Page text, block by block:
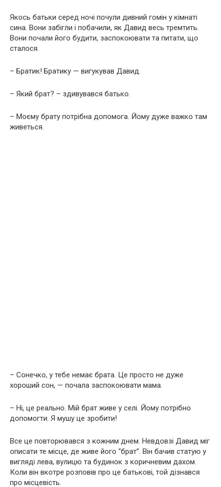
Якось батьки серед ночі почули дивний гомін у кімнаті
сина. Вони забігли і побачили, як Давид весь тремтить.
Вони почали його будити, заспокоювати та питати, що
сталося.
– Братик! Братику — вигукував Давид.
– Який брат? – здивувався батько.
– Моєму брату потрібна допомога. Йому дуже важко там
живеться.
– Сонечко, у тебе немає брата. Це просто не дуже
хороший сон, — почала заспокоювати мама.
– Ні, це реально. Мій брат живе у селі. Йому потрібно
допомогти. Я мушу це зробити!
Все це повторювався з кожним днем. Невдовзі Давид міг
описати те місце, де живе його “брат”. Він бачив статую у
вигляді лева, вулицю та будинок з коричневим дахом.
Коли він вкотре розповів про це батькові, той дізнався
про місцевість.